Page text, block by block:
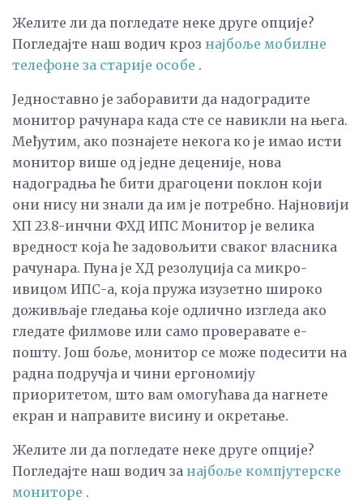
Желите ли да погледате неке друге опције?
Погледајте наш водич кроз најбоље мобилне
телефоне за старије особе .
Једноставно је заборавити да надоградите
монитор рачунара када сте се навикли на њега.
Међутим, ако познајете некога ко је имао исти
монитор више од једне деценије, нова
надоградња ће бити драгоцени поклон који
они нису ни знали да им је потребно. Најновији
ХП 23.8-инчни ФХД ИПС Монитор је велика
вредност која ће задовољити сваког власника
рачунара. Пуна је ХД резолуција са микро-
ивицом ИПС-а, која пружа изузетно широко
доживљаје гледања које одлично изгледа ако
гледате филмове или само проверавате е-
пошту. Још боље, монитор се може подесити на
радна подручја и чини ергономију
приоритетом, што вам омогућава да нагнете
екран и направите висину и окретање.
Желите ли да погледате неке друге опције?
Погледајте наш водич за најбоље компјутерске
мониторе .